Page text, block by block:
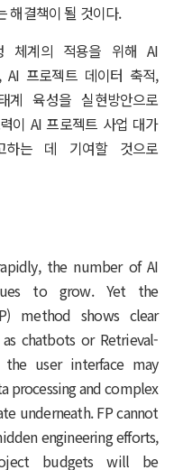
해결책이 될 것이다.
체계의 적용을 위해 AI
프로젝트 데이터 축적,
육성을 실현방안으로
이 AI 프로젝트 사업 대가
하는 데 기여할 것으로
the number of AI
to grow. Yet the
method shows clear
chatbots or Retrieval-
the user interface may
processing and complex
underneath. FP cannot
engineering efforts,
budgets will be